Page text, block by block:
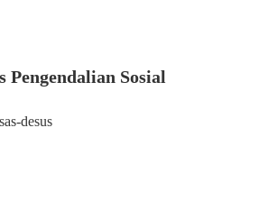
Pengendalian Sosial
desus